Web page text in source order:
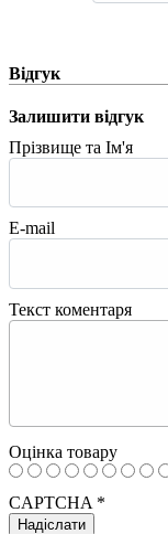
Відгук
Залишити відгук
Прізвище та Ім'я
E-mail
Текст коментаря
Оцінка товару
CAPTCHA *